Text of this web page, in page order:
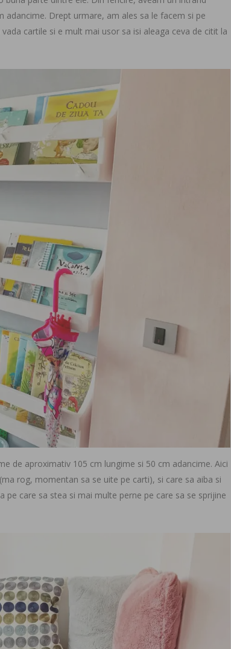
Drept urmare, am ales sa le facem si pe
cartile si e mult mai usor sa isi aleaga ceva de citit la
de aproximativ 105 cm lungime si 50 cm adancime. Aici
rog, momentan sa se uite pe carti), si care sa aiba si
care sa stea si mai multe perne pe care sa se sprijine